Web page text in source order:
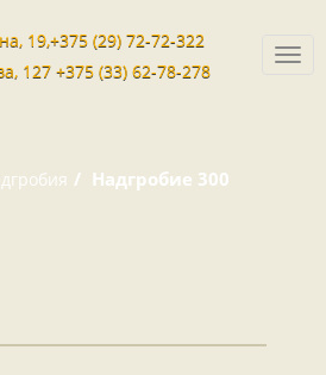
19,+375 (29) 72-72-322
127 +375 (33) 62-78-278
Надгробие 300